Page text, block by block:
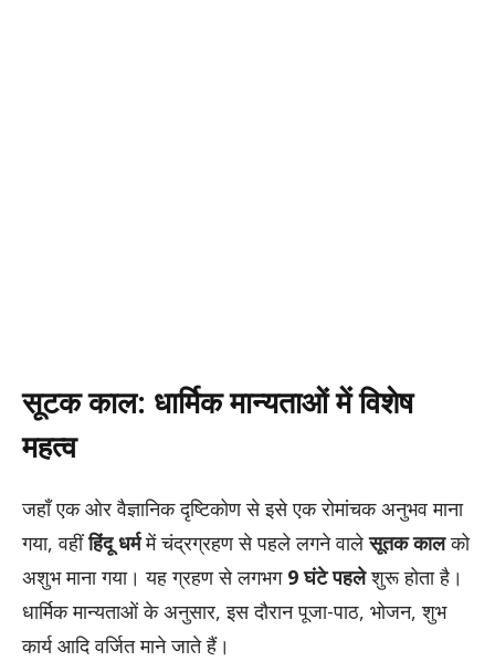
सूटक काल: धार्मिक मान्यताओं में विशेष
महत्व
जहाँ एक ओर वैज्ञानिक दृष्टिकोण से इसे एक रोमांचक अनुभव माना
गया, वहींहिंदू धर्ममें चंद्रग्रहण से पहले लगने वालेसूतक कालको
अशुभ माना गया। यह ग्रहण से लगभग 9 घंटे पहलेशुरू होता है।
धार्मिक मान्यताओं के अनुसार, इस दौरान पूजा-पाठ, भोजन, शुभ
कार्य आदि वर्जित माने जाते हैं।